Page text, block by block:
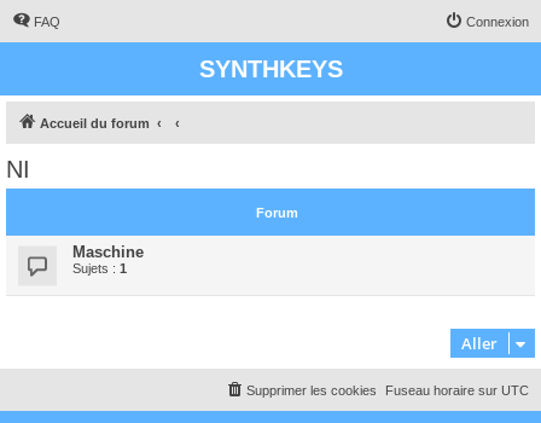
FAQ Connexion
SYNTHKEYS
Accueil du forum
NI
Forum
Maschine
Sujets : 1
Aller
Fuseau horaire sur UTC
Supprimer les cookies